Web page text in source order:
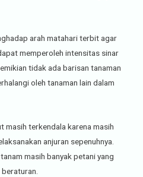
arah matahari terbit agar
memperoleh intensitas sinar
tidak ada barisan tanaman
oleh tanaman lain dalam
masih terkendala karena masih
anjuran sepenuhnya.
masih banyak petani yang